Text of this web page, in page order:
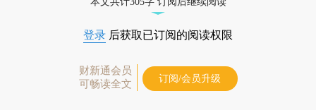
登录 后获取已订阅的阅读权限
财新通会员
可畅读全文
订阅/会员升级